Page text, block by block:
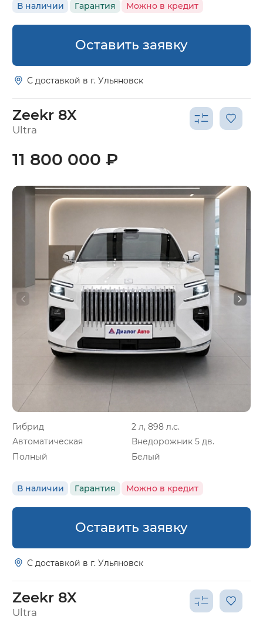
В наличии Гарантия Можно в кредит
Оставить заявку
С доставкой в г. Ульяновск
Zeekr 8X
Ultra
Гибрид
2 л, 898 л.с.
Автоматическая
Внедорожник 5 дв.
Полный
Белый
В наличии Гарантия Можно в кредит
11 800 000 ₽
Оставить заявку
С доставкой в г. Ульяновск
Zeekr 8X
Ultra